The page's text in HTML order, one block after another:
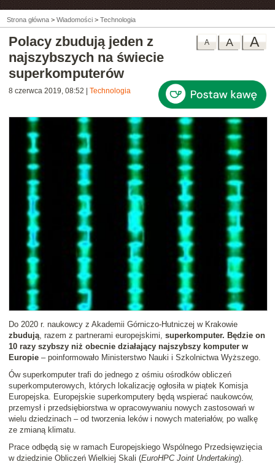
Strona główna > Wiadomości > Technologia
A
A
A
Polacy zbudują jeden z
najszybszych na świecie
superkomputerów
8 czerwca 2019, 08:52 Technologia
Do 2020 r. naukowcy z Akademii Górniczo-Hutniczej w Krakowie
zbudują, razem z partnerami europejskimi, superkomputer. Będzie on
10 razy szybszy niż obecnie działający najszybszy komputer w
Europie – poinformowało Ministerstwo Nauki i Szkolnictwa Wyższego.
Ów superkomputer trafi do jednego z ośmiu ośrodków obliczeń
superkomputerowych, których lokalizację ogłosiła w piątek Komisja
Europejska. Europejskie superkomputery będą wspierać naukowców,
przemysł i przedsiębiorstwa w opracowywaniu nowych zastosowań w
wielu dziedzinach – od tworzenia leków i nowych materiałów, po walkę
ze zmianą klimatu.
Prace odbędą się w ramach Europejskiego Wspólnego Przedsięwzięcia
w dziedzinie Obliczeń Wielkiej Skali (EuroHPC Joint Undertaking).